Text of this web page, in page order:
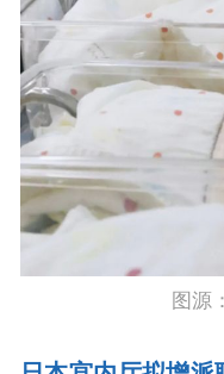
图源